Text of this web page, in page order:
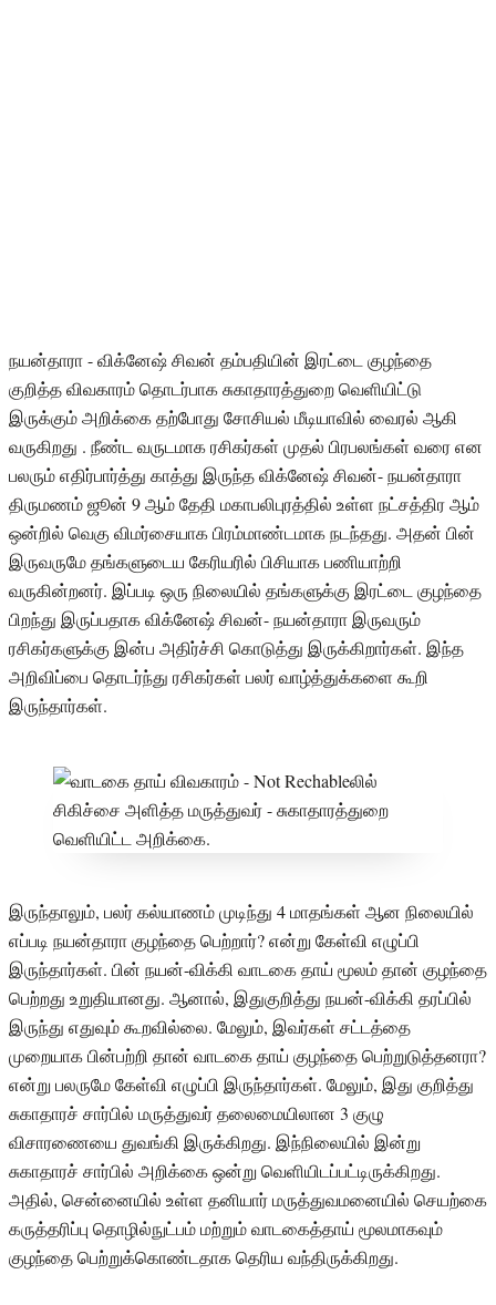
நயன்தாரா - விக்னேஷ் சிவன் தம்பதியின் இரட்டை குழந்தை
குறித்த விவகாரம் தொடர்பாக சுகாதாரத்துறை வெளியிட்டு
இருக்கும் அறிக்கை தற்போது சோசியல் மீடியாவில் வைரல் ஆகி
வருகிறது . நீண்ட வருடமாக ரசிகர்கள் முதல் பிரபலங்கள் வரை என
பலரும் எதிர்பார்த்து காத்து இருந்த விக்னேஷ் சிவன்- நயன்தாரா
திருமணம் ஜூன் 9 ஆம் தேதி மகாபலிபுரத்தில் உள்ள நட்சத்திர ஆம்
ஒன்றில் வெகு விமர்சையாக பிரம்மாண்டமாக நடந்தது. அதன் பின்
இருவருமே தங்களுடைய கேரியரில் பிசியாக பணியாற்றி
வருகின்றனர். இப்படி ஒரு நிலையில் தங்களுக்கு இரட்டை குழந்தை
பிறந்து இருப்பதாக விக்னேஷ் சிவன்- நயன்தாரா இருவரும்
ரசிகர்களுக்கு இன்ப அதிர்ச்சி கொடுத்து இருக்கிறார்கள். இந்த
அறிவிப்பை தொடர்ந்து ரசிகர்கள் பலர் வாழ்த்துக்களை கூறி
இருந்தார்கள்.
இருந்தாலும், பலர் கல்யாணம் முடிந்து 4 மாதங்கள் ஆன நிலையில்
எப்படி நயன்தாரா குழந்தை பெற்றார்? என்று கேள்வி எழுப்பி
இருந்தார்கள். பின் நயன்-விக்கி வாடகை தாய் மூலம் தான் குழந்தை
பெற்றது உறுதியானது. ஆனால், இதுகுறித்து நயன்-விக்கி தரப்பில்
இருந்து எதுவும் கூறவில்லை. மேலும், இவர்கள் சட்டத்தை
முறையாக பின்பற்றி தான் வாடகை தாய் குழந்தை பெற்றுடுத்தனரா?
என்று பலருமே கேள்வி எழுப்பி இருந்தார்கள். மேலும், இது குறித்து
சுகாதாரச் சார்பில் மருத்துவர் தலைமையிலான 3 குழு
விசாரணையை துவங்கி இருக்கிறது. இந்நிலையில் இன்று
சுகாதாரச் சார்பில் அறிக்கை ஒன்று வெளியிடப்பட்டிருக்கிறது.
அதில், சென்னையில் உள்ள தனியார் மருத்துவமனையில் செயற்கை
கருத்தரிப்பு தொழில்நுட்பம் மற்றும் வாடகைத்தாய் மூலமாகவும்
குழந்தை பெற்றுக்கொண்டதாக தெரிய வந்திருக்கிறது.